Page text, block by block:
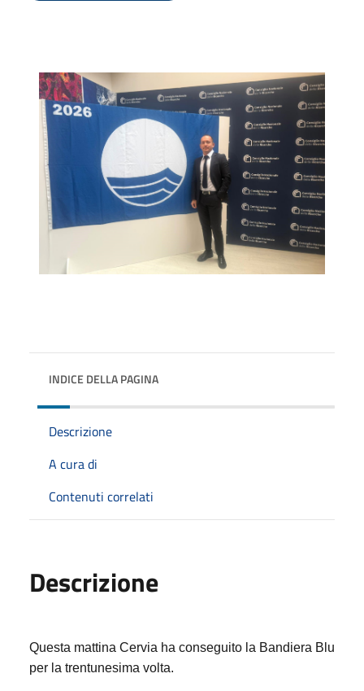
INDICE DELLA PAGINA
Descrizione
A cura di
Contenuti correlati
Descrizione
Questa mattina Cervia ha conseguito la Bandiera Blu
per la trentunesima volta.